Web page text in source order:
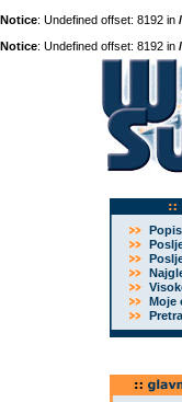
Notice: Undefined offset: 8192 in
Notice: Undefined offset: 8192 in
Moje